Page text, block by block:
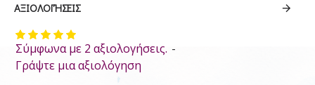
ΑΞΙΟΛΟΓΉΣΕΙΣ
Σύμφωνα με 2 αξιολογήσεις. -
Γράψτε μια αξιολόγηση